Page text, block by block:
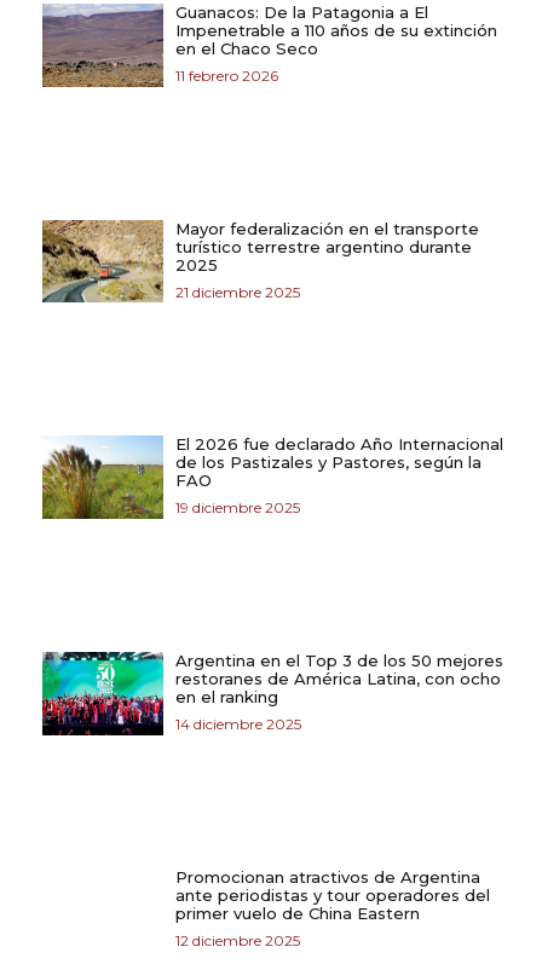
Guanacos: De la Patagonia a El
Impenetrable a 110 años de su extinción
en el Chaco Seco
11 febrero 2026
Mayor federalización en el transporte
turístico terrestre argentino durante
2025
21 diciembre 2025
El 2026 fue declarado Año Internacional
de los Pastizales y Pastores, según la
FAO
19 diciembre 2025
Argentina en el Top 3 de los 50 mejores
restoranes de América Latina, con ocho
en el ranking
14 diciembre 2025
Promocionan atractivos de Argentina
ante periodistas y tour operadores del
primer vuelo de China Eastern
12 diciembre 2025